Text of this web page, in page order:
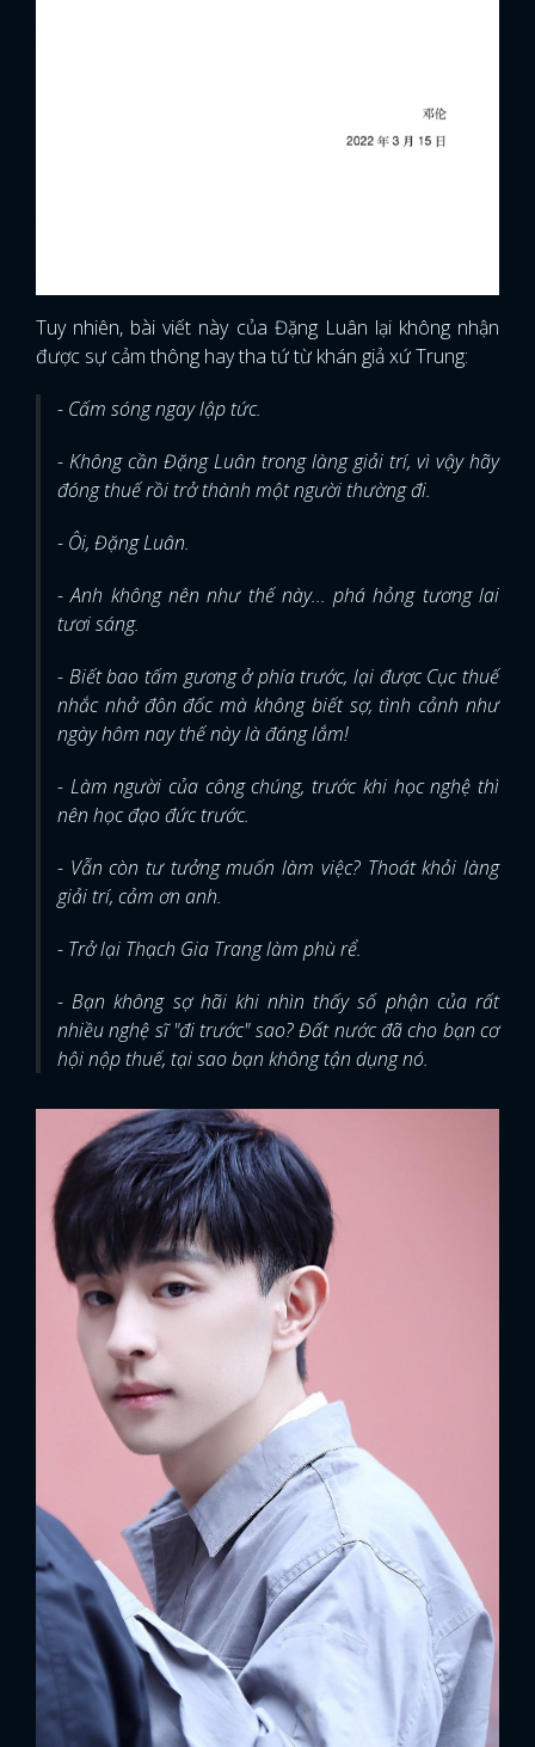
Tuy nhiên, bài viết này của Đặng Luân lại không nhận
được sự cảm thông hay tha tứ từ khán giả xứ Trung:
- Cấm sóng ngay lập tức.
- Không cần Đặng Luân trong làng giải trí, vì vậy hãy
đóng thuế rồi trở thành một người thường đi.
- Ôi, Đặng Luân.
- Anh không nên như thế này... phá hỏng tương lai
tươi sáng.
- Biết bao tấm gương ở phía trước, lại được Cục thuế
nhắc nhở đôn đốc mà không biết sợ, tình cảnh như
ngày hôm nay thế này là đáng lắm!
- Làm người của công chúng, trước khi học nghệ thì
nên học đạo đức trước.
- Vẫn còn tư tưởng muốn làm việc? Thoát khỏi làng
giải trí, cảm ơn anh.
- Trở lại Thạch Gia Trang làm phù rể.
- Bạn không sợ hãi khi nhìn thấy số phận của rất
nhiều nghệ sĩ "đi trước" sao? Đất nước đã cho bạn cơ
hội nộp thuế, tại sao bạn không tận dụng nó.